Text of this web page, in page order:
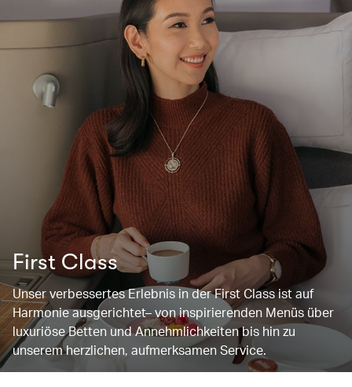
First Class
Unser verbessertes Erlebnis in der First Class ist auf
Harmonie ausgerichtet– von inspirierenden Menüs über
luxuriöse Betten und Annehmlichkeiten bis hin zu
unserem herzlichen, aufmerksamen Service.